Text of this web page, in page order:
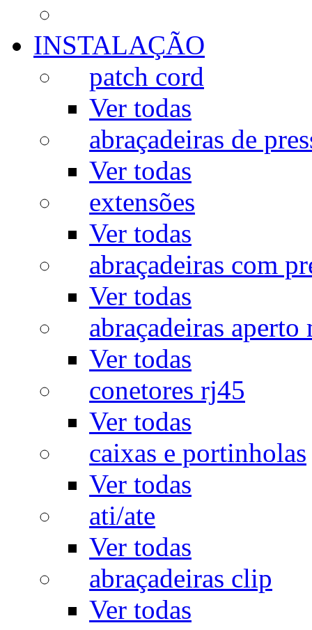
INSTALAÇÃO
patch cord
Ver todas
abraçadeiras de
Ver todas
extensões
Ver todas
abraçadeiras com
Ver todas
abraçadeiras aperto
Ver todas
conetores rj45
Ver todas
caixas e portinholas
Ver todas
ati/ate
Ver todas
abraçadeiras clip
Ver todas